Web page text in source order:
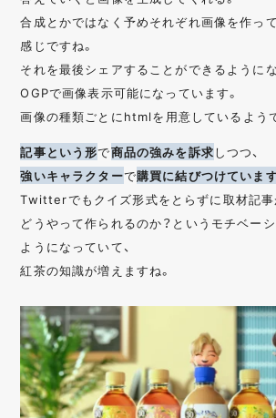
合成とかではなく予めそれぞれ画像を作っ
感じですね。
それを最後シェアすることができるようにな
OGPで画像表示可能になっています。
画像の種類ごとにhtmlを用意しているよう
記事という形で商品の強みを訴求しつつ、
強いキャラクターで購買に結びつけていま
Twitterでもクイズ形式をとらずに取材記事
どうやって作られるのか？というモチベー
ようになっていて、
紅茶の知識が増えますね。